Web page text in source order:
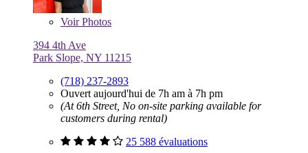
VoirPhotos
394 4th Ave
Park Slope, NY 11215
(718) 237-2893
Ouvert aujourd'hui de 7h am à 7h pm
(At 6th Street, No on-site parking available for
customers during rental)
25 588 évaluations